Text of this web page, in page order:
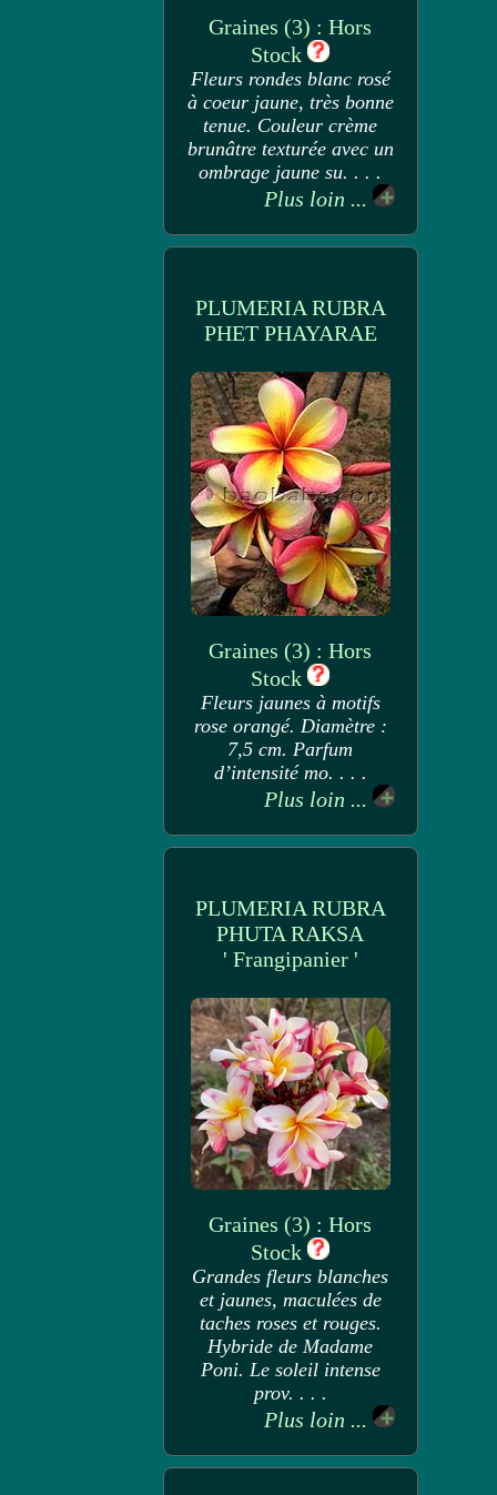
Graines (3) : Hors
Stock
Fleurs rondes blanc rosé
à coeur jaune, très bonne
tenue. Couleur crème
brunâtre texturée avec un
ombrage jaune su. . . .
Plus loin ...
PLUMERIA RUBRA
PHET PHAYARAE
Graines (3) : Hors
Stock
Fleurs jaunes à motifs
rose orangé. Diamètre :
7,5 cm. Parfum
d’intensité mo. . . .
Plus loin ...
PLUMERIA RUBRA
PHUTA RAKSA
' Frangipanier '
Graines (3) : Hors
Stock
Grandes fleurs blanches
et jaunes, maculées de
taches roses et rouges.
Hybride de Madame
Poni. Le soleil intense
prov. . . .
Plus loin ...